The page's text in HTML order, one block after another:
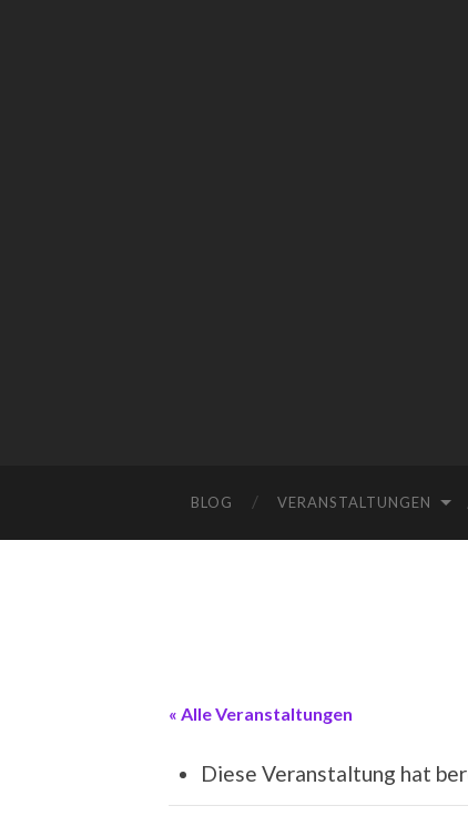
BLOG VERANSTALTUNGEN
« Alle Veranstaltungen
Diese Veranstaltung hat